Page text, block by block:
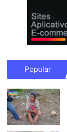
Popular